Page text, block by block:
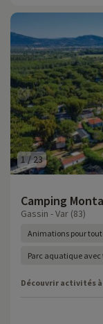
1 /23
Camping
Gassin - Var (83)
Animations pour
Parc aquatique avec
Découvrir activités